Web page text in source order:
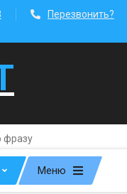
Перезвонить?
Меню